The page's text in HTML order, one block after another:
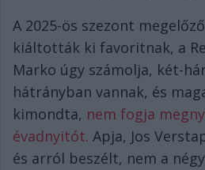
A 2025-ös szezont
kiáltották ki favoritnak, a
Marko úgy számolja, két-
hátrányban vannak, és
kimondta, nem fogja
évadnyitót. Apja, Jos
és arról beszélt, nem a